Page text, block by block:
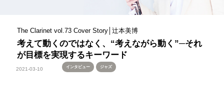
The Clarinet vol.73 Cover Story│辻本美博
考えて動くのではなく、“考えながら動く”─それ
が目標を実現するキーワード
2021-03-10 インタビュー ジャズ